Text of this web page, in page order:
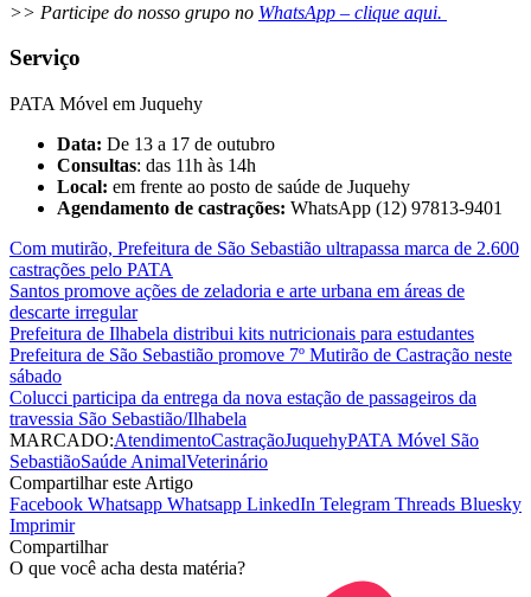
>> Participe do nosso grupo no WhatsApp – clique aqui.
Serviço
PATA Móvel em Juquehy
Data: De 13 a 17 de outubro
Consultas: das 11h às 14h
Local: em frente ao posto de saúde de Juquehy
Agendamento de castrações: WhatsApp (12) 97813-9401
Com mutirão, Prefeitura de São Sebastião ultrapassa marca de 2.600
castrações pelo PATA
Santos promove ações de zeladoria e arte urbana em áreas de
descarte irregular
Prefeitura de Ilhabela distribui kits nutricionais para estudantes
Prefeitura de São Sebastião promove 7º Mutirão de Castração neste
sábado
Colucci participa da entrega da nova estação de passageiros da
travessia São Sebastião/Ilhabela
MARCADO:AtendimentoCastraçãoJuquehyPATA Móvel São
SebastiãoSaúde AnimalVeterinário
Compartilhar este Artigo
Facebook Whatsapp Whatsapp LinkedIn Telegram Threads Bluesky
Imprimir
Compartilhar
O que você acha desta matéria?